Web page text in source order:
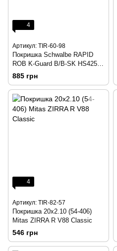
4
Артикул: TIR-60-98
Покришка Schwalbe RAPID
ROB K-Guard B/B-SK HS425
SBC 26x2.25 (57-559)(р)
885 грн
4
Артикул: TIR-82-57
Покришка 20x2.10 (54-406)
Mitas ZIRRA R V88 Classic
546 грн